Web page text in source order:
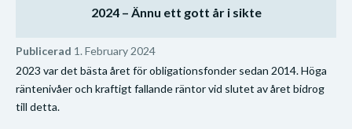
2024 – Ännu ett gott år i sikte
Publicerad 1. February 2024
2023 var det bästa året för obligationsfonder sedan 2014. Höga
räntenivåer och kraftigt fallande räntor vid slutet av året bidrog
till detta.